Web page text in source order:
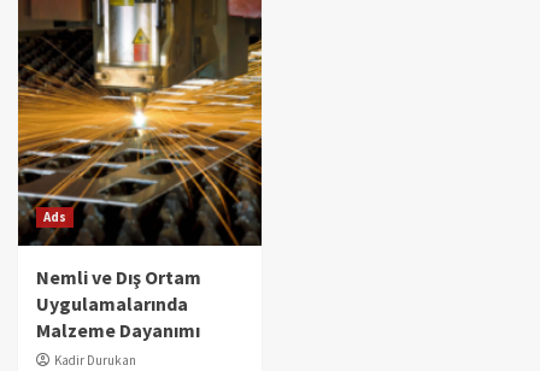
Ads
Nemli ve Dış Ortam
Uygulamalarında
Malzeme Dayanımı
Kadir Durukan